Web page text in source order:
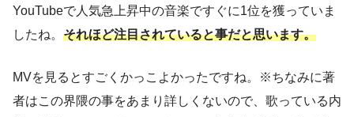
YouTubeで人気急上昇中の音楽ですぐに1位を獲っていま
したね。 それほど注目されていると事だと思います。
MVを見るとすごくかっこよかったですね。※ちなみに著
者はこの界隈の事をあまり詳しくないので、歌っている内